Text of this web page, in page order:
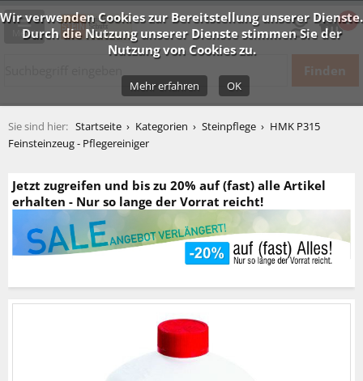
Menü
0
Startseite Kategorien Steinpflege
HMK P315
Feinsteinzeug - Pflegereiniger
Jetzt zugreifen und bis zu 20% auf (fast) alle Artikel
erhalten - Nur so lange der Vorrat reicht!
Wir verwenden Cookies zur Bereitstellung unserer Dienste.
Durch die Nutzung unserer Dienste stimmen Sie der
Nutzung von Cookies zu.
Mehr erfahren OK